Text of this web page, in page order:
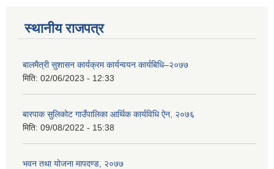
स्थानीय राजपत्र
बालमैत्री सुशासन कार्यक्रम कार्यन्वयन कार्यबिधि–२०७७
मिति: 02/06/2023 - 12:33
बारपाक सुलिकोट गाउँपालिका आर्थिक कार्यविधि ऐन, २०७६
मिति: 09/08/2022 - 15:38
भवन तथा योजना मापदण्ड, २०७७